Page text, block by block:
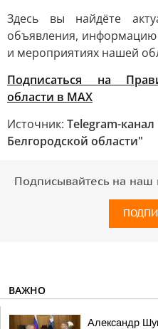
Здесь вы найдёте
объявления,
и мероприятиях нашей
Подписаться на
области в MAX
Источник: Telegram-
Белгородской области"
Подписывайтесь на наш
ВАЖНО
Александр